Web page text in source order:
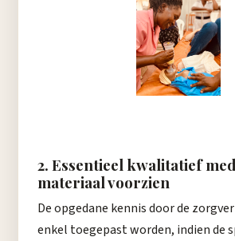
2. Essentieel kwalitatief
materiaal voorzien
De opgedane kennis door de
enkel toegepast worden, indien de